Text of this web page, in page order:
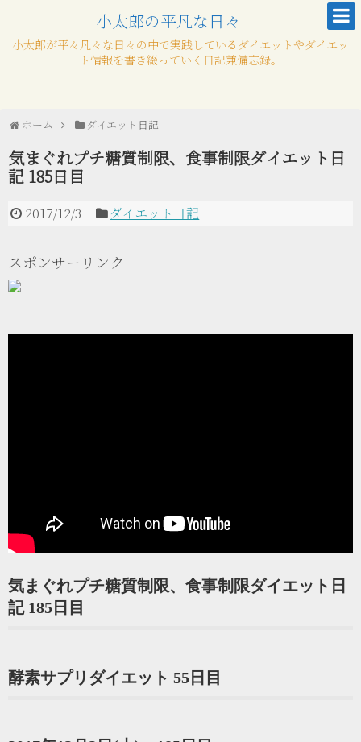
小太郎の平凡な日々
小太郎が平々凡々な日々の中で実践しているダイエットやダイエッ
ト情報を書き綴っていく日記兼備忘録。
ホーム ダイエット日記
気まぐれプチ糖質制限、食事制限ダイエット日
記 185日目
2017/12/3 ダイエット日記
スポンサーリンク
気まぐれプチ糖質制限、食事制限ダイエット日
記 185日目
酵素サプリダイエット 55日目